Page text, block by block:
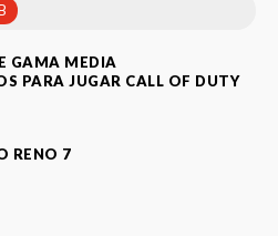
GAMA MEDIA
PARA JUGAR CALL OF DUTY
RENO 7